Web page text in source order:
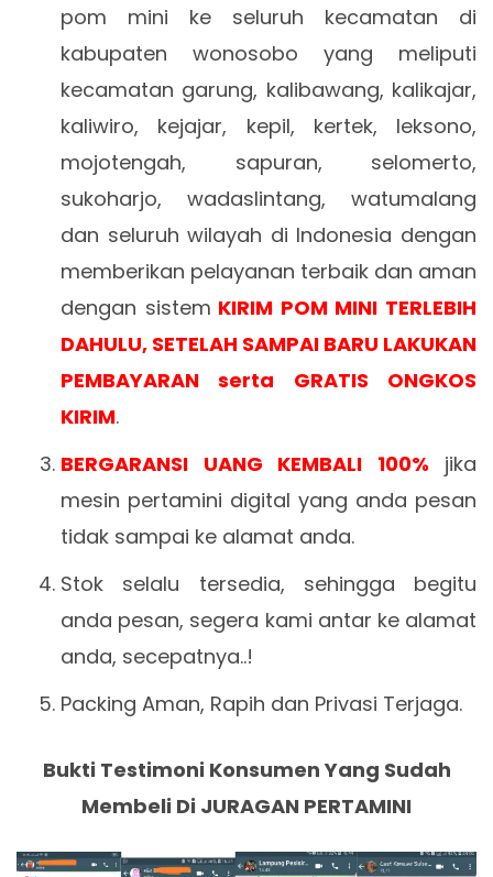
pom mini ke seluruh kecamatan di
kabupaten wonosobo yang meliputi
kecamatan garung, kalibawang, kalikajar,
kaliwiro, kejajar, kepil, kertek, leksono,
mojotengah, sapuran, selomerto,
sukoharjo, wadaslintang, watumalang
dan seluruh wilayah di Indonesia dengan
memberikan pelayanan terbaik dan aman
dengan sistem KIRIM POM MINI TERLEBIH
DAHULU, SETELAH SAMPAI BARU LAKUKAN
PEMBAYARAN serta GRATIS ONGKOS
KIRIM.
BERGARANSI UANG KEMBALI 100% jika
mesin pertamini digital yang anda pesan
tidak sampai ke alamat anda.
Stok selalu tersedia, sehingga begitu
anda pesan, segera kami antar ke alamat
anda, secepatnya..!
Packing Aman, Rapih dan Privasi Terjaga.
Bukti Testimoni Konsumen Yang Sudah
Membeli Di JURAGAN PERTAMINI